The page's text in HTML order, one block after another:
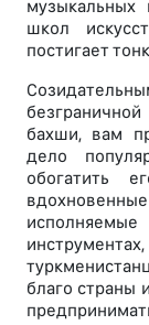
школ
постигает
бахши, вам
дело
обогатить
благо страны